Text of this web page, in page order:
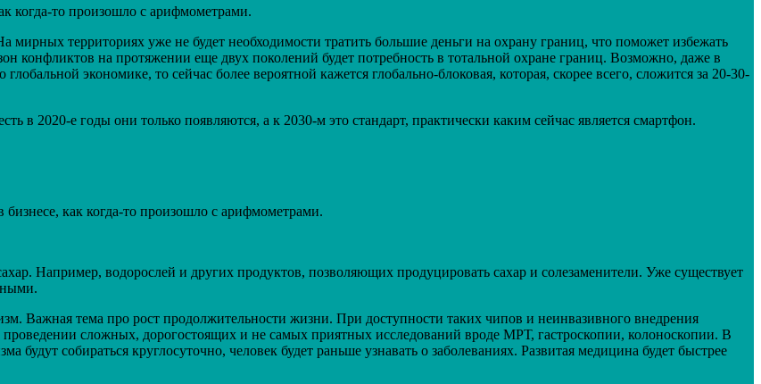
когда-то произошло с арифмометрами.
территориях уже не будет необходимости тратить большие деньги на охрану границ, что поможет избежать
конфликтов на протяжении еще двух поколений будет потребность в тотальной охране границ. Возможно, даже в
экономике, то сейчас более вероятной кажется глобально-блоковая, которая, скорее всего, сложится за 20-30-
в 2020-е годы они только появляются, а к 2030-м это стандарт, практически каким сейчас является смартфон.
как когда-то произошло с арифмометрами.
Например, водорослей и других продуктов, позволяющих продуцировать сахар и солезаменители. Уже существует
Важная тема про рост продолжительности жизни. При доступности таких чипов и неинвазивного внедрения
сложных, дорогостоящих и не самых приятных исследований вроде МРТ, гастроскопии, колоноскопии. В
будут собираться круглосуточно, человек будет раньше узнавать о заболеваниях. Развитая медицина будет быстрее